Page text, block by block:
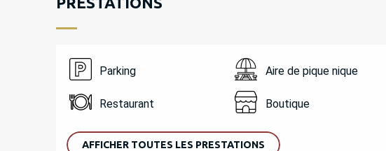
Parking Aire de pique nique
Restaurant Boutique
AFFICHER TOUTES LES PRESTATIONS